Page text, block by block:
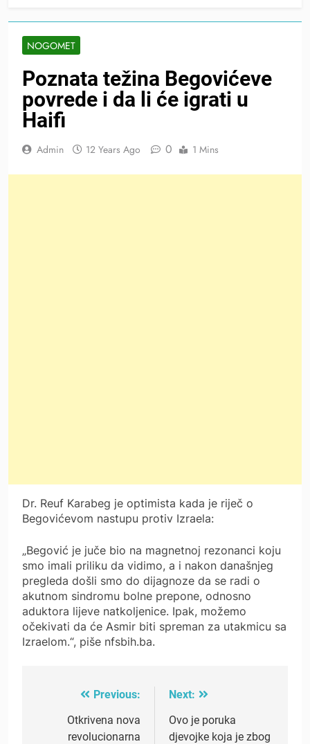
NOGOMET
Poznata težina Begovićeve
povrede i da li će igrati u
Haifi
Admin 12 Years Ago 0 1 Mins
Dr. Reuf Karabeg je optimista kada je riječ o
Begovićevom nastupu protiv Izraela:
„Begović je juče bio na magnetnoj rezonanci koju
smo imali priliku da vidimo, a i nakon današnjeg
pregleda došli smo do dijagnoze da se radi o
akutnom sindromu bolne prepone, odnosno
aduktora lijeve natkoljenice. Ipak, možemo
očekivati da će Asmir biti spreman za utakmicu sa
Izraelom.“, piše nfsbih.ba.
navigation
Previous:
Otkrivena nova
revolucionarna
Next:
Ovo je poruka
djevojke koja je zbog